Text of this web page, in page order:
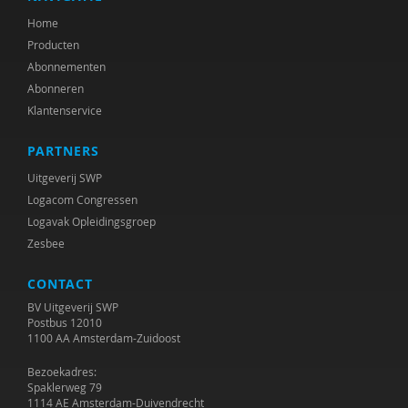
Dagmar Alders
dr. Alice van der Pas MSW
Loes van Amelsvoort
SLO Amersfoort
Hilda Amsing
José an den Putte
René an der Veer
Daniël anauer Stuit
Home
Producten
Abonnementen
Abonneren
Klantenservice
PARTNERS
Uitgeverij SWP
Logacom Congressen
Logavak Opleidingsgroep
Zesbee
CONTACT
BV Uitgeverij SWP
Postbus 12010
1100 AA Amsterdam-Zuidoost
Bezoekadres:
Spaklerweg 79
1114 AE Amsterdam-Duivendrecht